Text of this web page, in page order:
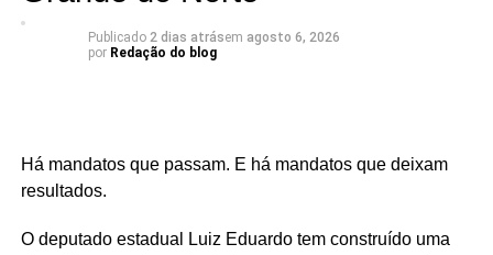
Publicado 2 dias atrásem agosto 6, 2026
por Redação do blog
Há mandatos que passam. E há mandatos que deixam
resultados.
O deputado estadual Luiz Eduardo tem construído uma